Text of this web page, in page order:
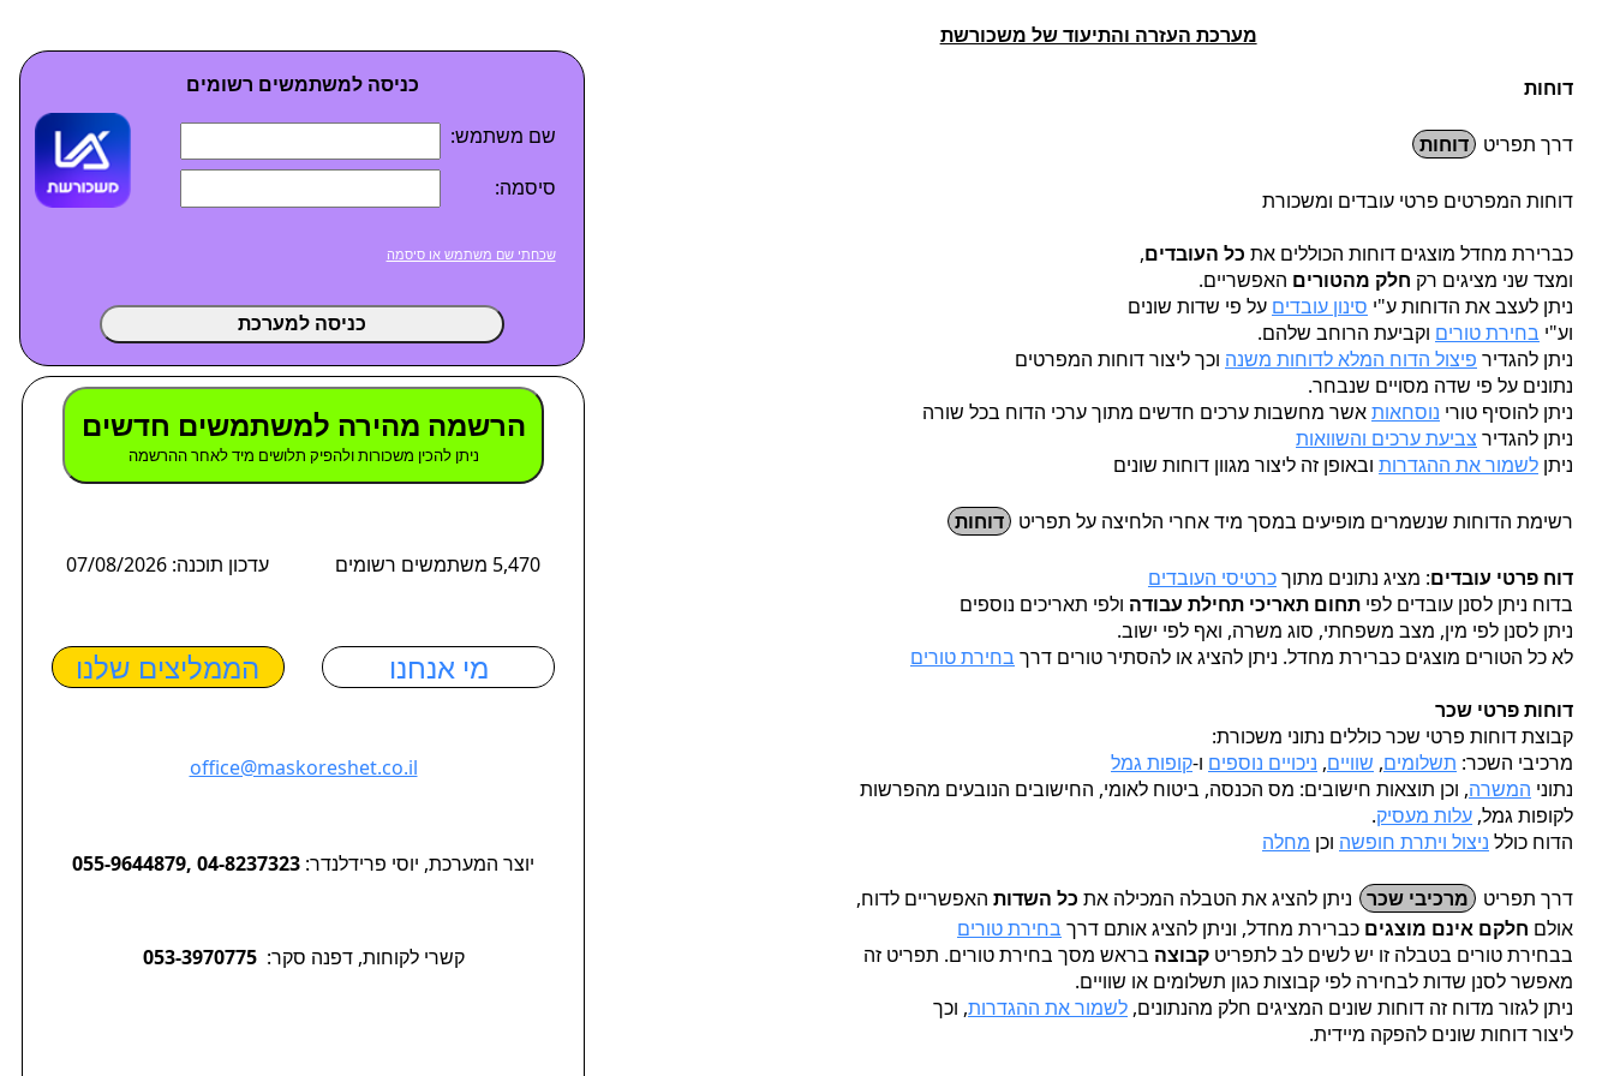
מערכת העזרה והתיעוד של משכורשת
דוחות
דרך תפריט דוחות
דוחות המפרטים פרטי עובדים ומשכורת
כברירת מחדל מוצגים דוחות הכוללים את כל העובדים,
ומצד שני מציגים רק חלק מהטורים האפשריים.
ניתן לעצב את הדוחות ע"י סינון עובדים על פי שדות שונים
וע"י בחירת טורים וקביעת הרוחב שלהם.
ניתן להגדיר פיצול הדוח המלא לדוחות משנה וכך ליצור דוחות המפרטים
נתונים על פי שדה מסויים שנבחר.
ניתן להוסיף טורי נוסחאותאשר מחשבות ערכים חדשים מתוך ערכי הדוח בכל שורה
ניתן להגדיר צביעת ערכים והשוואות
ניתן לשמור את ההגדרות ובאופן זה ליצור מגוון דוחות שונים
רשימת הדוחות שנשמרים מופיעים במסך מיד אחרי הלחיצה על תפריט דוחות
דוח פרטי עובדים: מציג נתונים מתוךכרטיסי העובדים
בדוח ניתן לסנן עובדים לפי תחום תאריכי תחילת עבודה ולפי תאריכים נוספים
ניתן לסנן לפי מין, מצב משפחתי, סוג משרה, ואף לפי ישוב.
לא כל הטורים מוצגים כברירת מחדל. ניתן להציג או להסתיר טורים דרך בחירת טורים
דוחות פרטי שכר
קבוצת דוחות פרטי שכר כוללים נתוני משכורת:
מרכיבי השכר: תשלומים, שוויים, ניכויים נוספים ו-קופות גמל
נתוני המשרה, וכן תוצאות חישובים: מס הכנסה, ביטוח לאומי, החישובים הנובעים מהפרשות
לקופות גמל, עלות מעסיק.
הדוח כולל ניצול ויתרת חופשה וכן מחלה
דרך תפריט מרכיבי שכר ניתן להציג את הטבלה המכילה את כל השדות האפשריים לדוח,
אולם חלקם אינם מוצגים כברירת מחדל, וניתן להציג אותם דרך בחירת טורים
בבחירת טורים בטבלה זו יש לשים לב לתפריט קבוצה בראש מסך בחירת טורים. תפריט זה
מאפשר לסנן שדות לבחירה לפי קבוצות כגון תשלומים או שוויים.
ניתן לגזור מדוח זה דוחות שונים המציגים חלק מהנתונים, לשמור את ההגדרות, וכך
ליצור דוחות שונים להפקה מיידית.
כניסה למשתמשים רשומים
שם משתמש:
סיסמה:
שכחתי שם משתמש או סיסמה
כניסה למערכת
הרשמה מהירה למשתמשים חדשים
ניתן להכין משכורות ולהפיק תלושים מיד לאחר ההרשמה
5,470 משתמשים רשומים עדכון תוכנה: 07/08/2026
מי אנחנו הממליצים שלנו
office@maskoreshet.co.il
יוצר המערכת, יוסי פרידלנדר: 055-9644879, 04-8237323
קשרי לקוחות, דפנה סקר:053-3970775